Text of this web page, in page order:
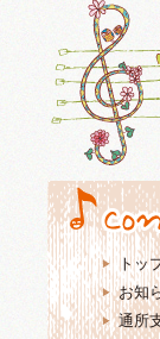
トッ
お知
通所